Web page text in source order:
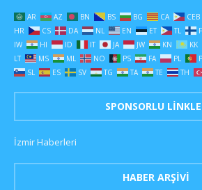
AR AZ BN BS BG CA CEB
HR
CS DA NL EN ET TL
IW
HI ID IT JA JW KN KK
LT
MS ML NO PS FA PL
SL
ES SV TG TA TE TH
SPONSORLU
İzmir Haberleri
HABER ARŞIVI